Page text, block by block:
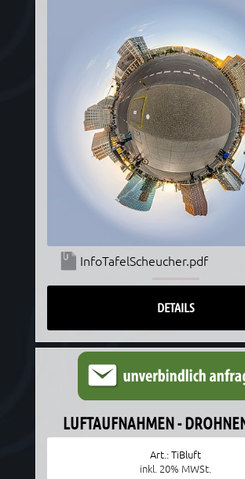
InfoTafelScheucher.pdf
DETAILS
LUFTAUFNAHMEN -
Art.: TiBluft
inkl. 20% MWSt.